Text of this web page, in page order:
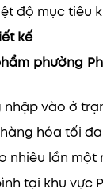
độ mục tiêu
kế
phường
nhập vào ở
hóa tối
nhiêu lần một
tại khu vực